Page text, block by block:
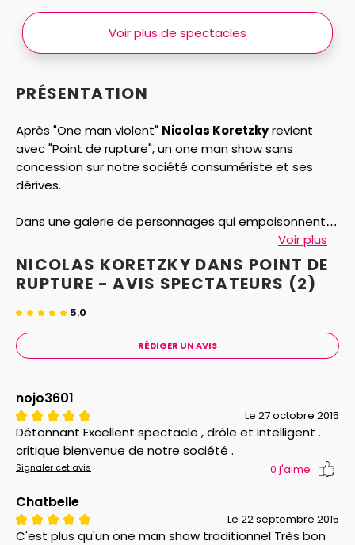
PRÉSENTATION
Après "One man violent" Nicolas Koretzkyrevient
avec "Point de rupture", un one man show sans
concession sur notre société consumériste et ses
dérives.
Dans une galerie de personnages qui empoisonnent
notre rêve quotidien, se dessine en pointillé le
parcours de Noé, jeune homme en pleine prise de
conscience.
Du rejet du système à la recherche de solutions, il ne
ressortira pas indemne de ce voyage.
Voir plus
Voir plus de spectacles
NICOLAS KORETZKY DANS POINT DE
RUPTURE - AVIS SPECTATEURS (2)
5.0
RÉDIGER UN AVIS
nojo3601
Le 27 octobre 2015
Détonnant Excellent spectacle , drôle et intelligent .
critique bienvenue de notre société .
Signaler cet avis 0 j'aime
Chatbelle
Le 22 septembre 2015
C'est plus qu'un one man show traditionnel Très bon